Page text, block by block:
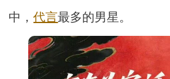
中，代言最多的男星。